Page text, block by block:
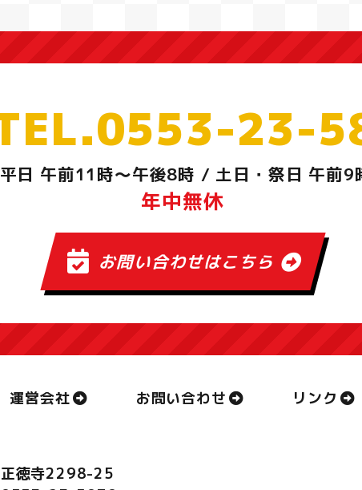
23-
日 午前11時～午後8時 / 土日・祭日 午前9
年中無休
お問い合わせはこちら
運営会社 お問い合わせ リンク
徳寺2298-25